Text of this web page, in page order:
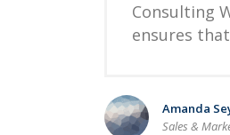
Consulting
ensures
Amanda
Sales &